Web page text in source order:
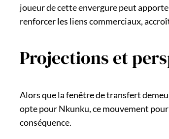
joueur de cette envergure peut
renforcer les liens commerciaux,
Projections et
Alors que la fenêtre de transfert
opte pour Nkunku, ce mouvement
conséquence.